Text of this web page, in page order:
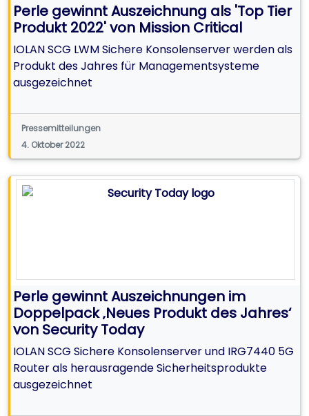
Perle gewinnt Auszeichnung als 'Top Tier
Produkt 2022' von Mission Critical
IOLAN SCG LWM Sichere Konsolenserver werden als
Produkt des Jahres für Managementsysteme
ausgezeichnet
Pressemitteilungen
4. Oktober 2022
Perle gewinnt Auszeichnungen im
Doppelpack ‚Neues Produkt des Jahres‘
von Security Today
IOLAN SCG Sichere Konsolenserver und IRG7440 5G
Router als herausragende Sicherheitsprodukte
ausgezeichnet